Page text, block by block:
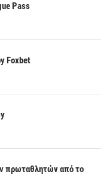
Pass
Foxbet
πρωταθλητών από το